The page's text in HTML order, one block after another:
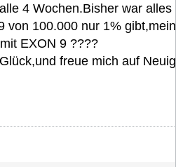
4 Wochen.Bisher war alles
von 100.000 nur 1% gibt,meine
EXON 9 ????
freue mich auf